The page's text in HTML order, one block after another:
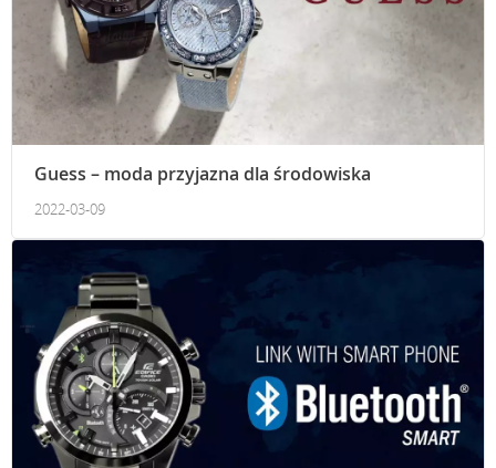
Guess – moda przyjazna dla środowiska
2022-03-09